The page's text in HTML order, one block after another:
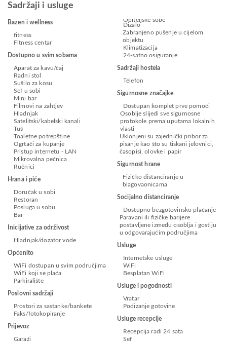
Sadržaji i usluge
Bazen i wellness
fitness
Fitness centar
Dostupno u svim sobama
Aparat za kavu/čaj
Radni stol
Sušilo za kosu
Sef u sobi
Mini bar
Filmovi na zahtjev
Hladnjak
Satelitski/kabelski kanali
Tuš
Toaletne potrepštine
Ogrtači za kupanje
Pristup internetu - LAN
Mikrovalna pećnica
Ručnici
Hrana i piće
Doručak u sobi
Restoran
Posluga u sobu
Bar
Inicijative za održivost
Hladnjak/dozator vode
Općenito
WiFi dostupan u svim područjima
WiFi koji se plaća
Parkiralište
Poslovni sadržaji
Prostori za sastanke/bankete
Faks/fotokopiranje
Prijevoz
Garaži
Obiteljske sobe
Dizalo
Zabranjeno pušenje u cijelom
objektu
Klimatizacija
24-satno osiguranje
Sadržaji hostela
Telefon
Sigurnosne značajke
Dostupan komplet prve pomoći
Osoblje slijedi sve sigurnosne
protokole prema uputama lokalnih
vlasti
Uklonjeni su zajednički pribor za
pisanje kao što su tiskani jelovnici,
časopisi, olovke i papir
Sigurnost hrane
Fizičko distanciranje u
blagovaonicama
Socijalno distanciranje
Dostupno bezgotovinsko plaćanje
Paravani ili fizičke barijere
postavljene između osoblja i gostiju
u odgovarajućim područjima
Usluge
Internetske usluge
WiFi
Besplatan WiFi
Usluge i pogodnosti
Vratar
Podizanje gotovine
Usluge recepcije
Recepcija radi 24 sata
Sef